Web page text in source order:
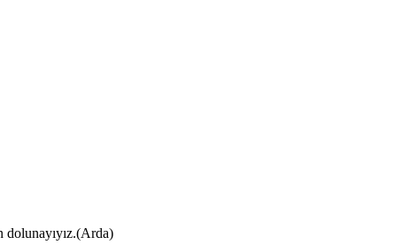
dolunayıyız.(Arda)